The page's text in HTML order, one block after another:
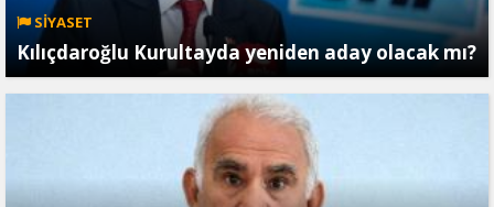
SİYASET
Kılıçdaroğlu Kurultayda yeniden aday olacak mı?